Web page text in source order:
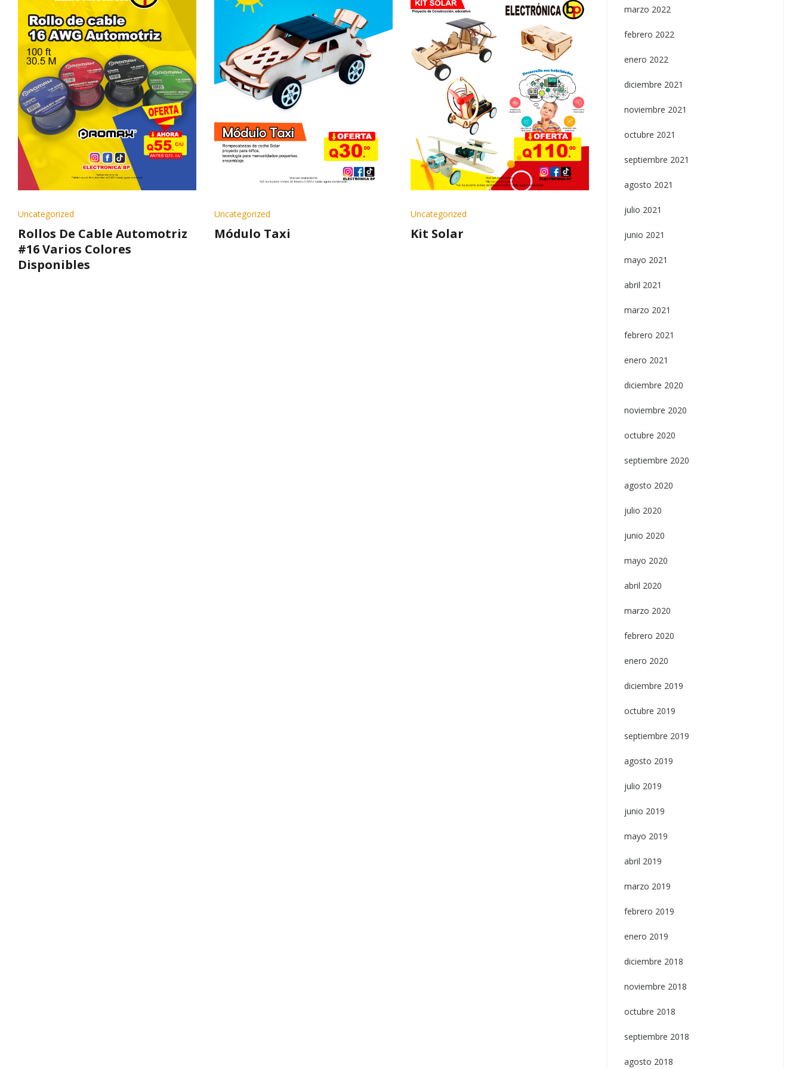
Uncategorized
Rollos De Cable Automotriz
#16 Varios Colores
Disponibles
Uncategorized
Módulo Taxi
Uncategorized
Kit Solar
Uncategorized
Switch 30A 250VAC
marzo 2022
febrero 2022
enero 2022
diciembre 2021
noviembre 2021
octubre 2021
septiembre 2021
agosto 2021
julio 2021
junio 2021
mayo 2021
abril 2021
marzo 2021
febrero 2021
enero 2021
diciembre 2020
noviembre 2020
octubre 2020
septiembre 2020
agosto 2020
julio 2020
junio 2020
mayo 2020
abril 2020
marzo 2020
febrero 2020
enero 2020
diciembre 2019
octubre 2019
septiembre 2019
agosto 2019
julio 2019
junio 2019
mayo 2019
abril 2019
marzo 2019
febrero 2019
enero 2019
diciembre 2018
noviembre 2018
octubre 2018
septiembre 2018
agosto 2018